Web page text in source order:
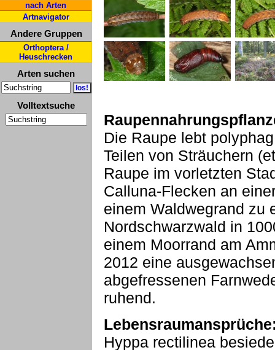
nach Arten
Artnavigator
Andere Gruppen
Orthoptera /
Heuschrecken
Arten suchen
Volltextsuche
Die Raupe lebt
Teilen von Sträuchern
Raupe im vorletzten
Calluna-Flecken an
einem Waldwegrand zu
Nordschwarzwald in
einem Moorrand am
2012 eine
abgefressenen
ruhend.
Hyppa rectilinea